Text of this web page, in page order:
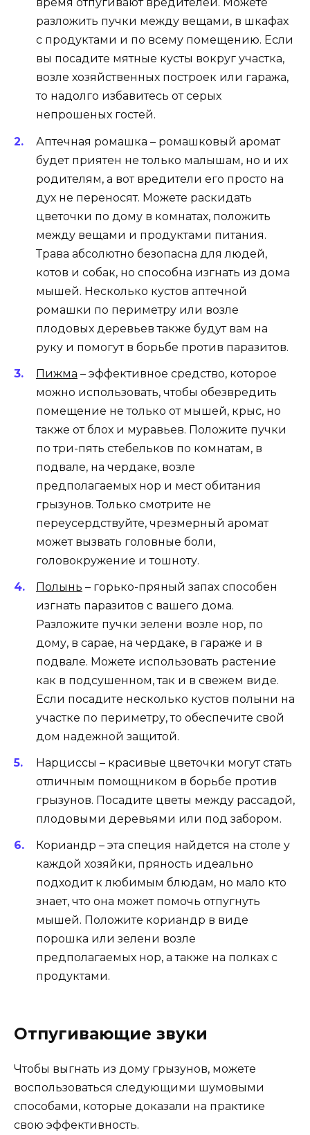
время отпугивают вредителей. Можете
разложить пучки между вещами, в шкафах
с продуктами и по всему помещению. Если
вы посадите мятные кусты вокруг участка,
возле хозяйственных построек или гаража,
то надолго избавитесь от серых
непрошеных гостей.
Аптечная ромашка – ромашковый аромат
будет приятен не только малышам, но и их
родителям, а вот вредители его просто на
дух не переносят. Можете раскидать
цветочки по дому в комнатах, положить
между вещами и продуктами питания.
Трава абсолютно безопасна для людей,
котов и собак, но способна изгнать из дома
мышей. Несколько кустов аптечной
ромашки по периметру или возле
плодовых деревьев также будут вам на
руку и помогут в борьбе против паразитов.
Пижма – эффективное средство, которое
можно использовать, чтобы обезвредить
помещение не только от мышей, крыс, но
также от блох и муравьев. Положите пучки
по три-пять стебельков по комнатам, в
подвале, на чердаке, возле
предполагаемых нор и мест обитания
грызунов. Только смотрите не
переусердствуйте, чрезмерный аромат
может вызвать головные боли,
головокружение и тошноту.
Полынь – горько-пряный запах способен
изгнать паразитов с вашего дома.
Разложите пучки зелени возле нор, по
дому, в сарае, на чердаке, в гараже и в
подвале. Можете использовать растение
как в подсушенном, так и в свежем виде.
Если посадите несколько кустов полыни на
участке по периметру, то обеспечите свой
дом надежной защитой.
Нарциссы – красивые цветочки могут стать
отличным помощником в борьбе против
грызунов. Посадите цветы между рассадой,
плодовыми деревьями или под забором.
Кориандр – эта специя найдется на столе у
каждой хозяйки, пряность идеально
подходит к любимым блюдам, но мало кто
знает, что она может помочь отпугнуть
мышей. Положите кориандр в виде
порошка или зелени возле
предполагаемых нор, а также на полках с
продуктами.
Отпугивающие звуки
Чтобы выгнать из дому грызунов, можете
воспользоваться следующими шумовыми
способами, которые доказали на практике
свою эффективность.